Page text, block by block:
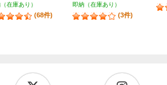
在庫あり）
(68件)
即納（在庫あり）
(3件)